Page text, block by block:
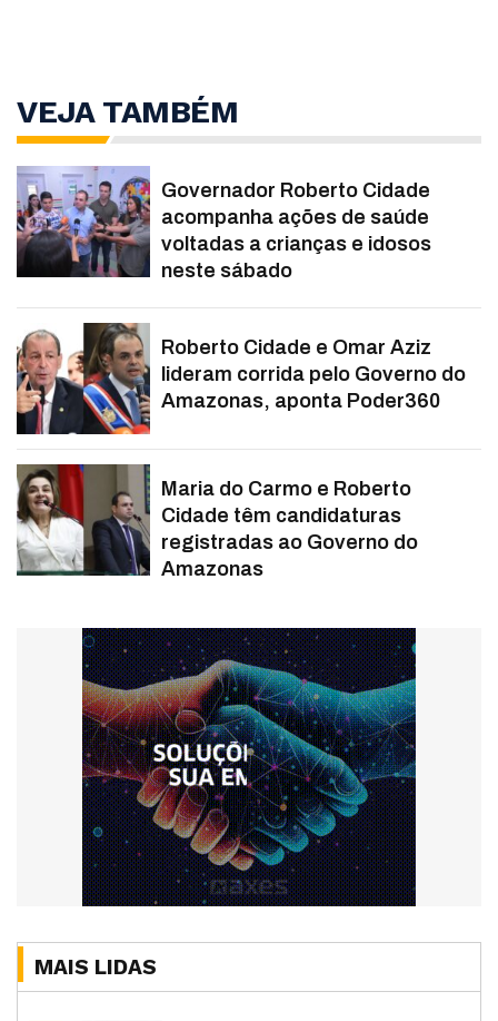
VEJA TAMBÉM
Governador Roberto Cidade
acompanha ações de saúde
voltadas a crianças e idosos
neste sábado
Roberto Cidade e Omar Aziz
lideram corrida pelo Governo do
Amazonas, aponta Poder360
Maria do Carmo e Roberto
Cidade têm candidaturas
registradas ao Governo do
Amazonas
MAIS LIDAS